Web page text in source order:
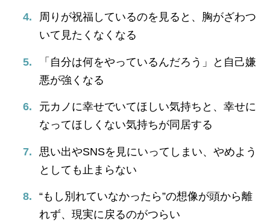
周りが祝福しているのを見ると、胸がざわつ
いて見たくなくなる
「自分は何をやっているんだろう」と自己嫌
悪が強くなる
元カノに幸せでいてほしい気持ちと、幸せに
なってほしくない気持ちが同居する
思い出やSNSを見にいってしまい、やめよう
としても止まらない
“もし別れていなかったら”の想像が頭から離
れず、現実に戻るのがつらい